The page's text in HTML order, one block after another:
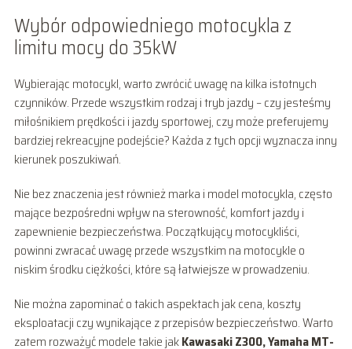
Wybór odpowiedniego motocykla z
limitu mocy do 35kW
Wybierając motocykl, warto zwrócić uwagę na kilka istotnych
czynników. Przede wszystkim rodzaj i tryb jazdy – czy jesteśmy
miłośnikiem prędkości i jazdy sportowej, czy może preferujemy
bardziej rekreacyjne podejście? Każda z tych opcji wyznacza inny
kierunek poszukiwań.
Nie bez znaczenia jest również marka i model motocykla, często
mające bezpośredni wpływ na sterowność, komfort jazdy i
zapewnienie bezpieczeństwa. Początkujący motocykliści,
powinni zwracać uwagę przede wszystkim na motocykle o
niskim środku ciężkości, które są łatwiejsze w prowadzeniu.
Nie można zapominać o takich aspektach jak cena, koszty
eksploatacji czy wynikające z przepisów bezpieczeństwo. Warto
zatem rozważyć modele takie jakKawasaki Z300, Yamaha MT-